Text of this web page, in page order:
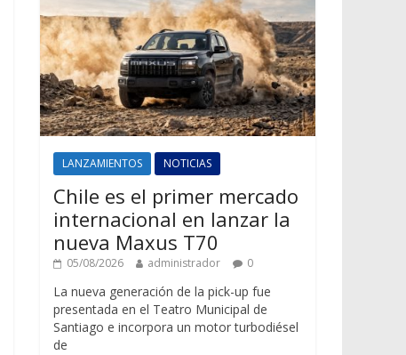
LANZAMIENTOS NOTICIAS
Chile es el primer mercado
internacional en lanzar la
nueva Maxus T70
05/08/2026 administrador 0
La nueva generación de la pick-up fue
presentada en el Teatro Municipal de
Santiago e incorpora un motor turbodiésel
de